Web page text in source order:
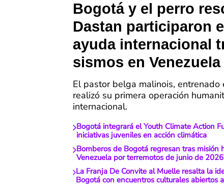
Bogotá y el perro
Dastan participaron
ayuda internacional
sismos en Venezuela
El pastor belga malinois, entrenado
realizó su primera operación
internacional.
Bogotá integrará el Youth Climate Action
iniciativas juveniles en acción climática
Bomberos de Bogotá regresan tras misión
Venezuela por terremotos de junio de 2026
La Franja De Convite al Muelle resalta la
Bogotá con encuentros culturales abiertos